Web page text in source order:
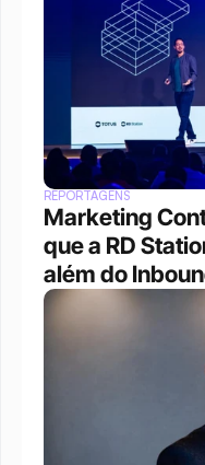
REPORTAGENS
Marketing
que a RD
além do